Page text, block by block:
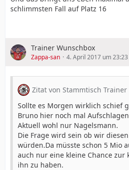
schlimmsten Fall auf Platz 16
Trainer Wunschbox
Zappa-san 4. April 2017 um 23:23
Zitat von Stammtisch Trainer
Sollte es Morgen wirklich schief
Bruno hier noch mal
Aktuell wohl nur Nagelsmann.
Die Frage wird sein ob wir
würden.Da müsste schon 5 Mio
auch nur eine kleine Chance zur
ihn zu haben.